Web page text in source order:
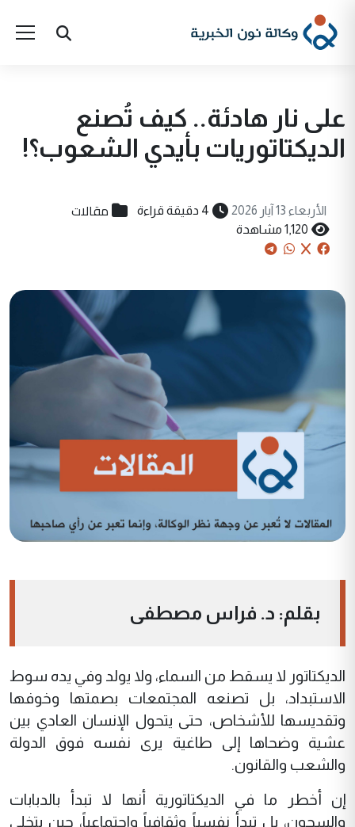
على نار هادئة.. كيف تُصنع
الديكتاتوريات بأيدي الشعوب؟!
الأربعاء 13 آيار 2026 4 دقيقة قراءة مقالات
1,120 مشاهدة
بقلم: د. فراس مصطفى
الديكتاتور لا يسقط من السماء، ولا يولد وفي يده سوط
الاستبداد، بل تصنعه المجتمعات بصمتها وخوفها
وتقديسها للأشخاص، حتى يتحول الإنسان العادي بين
عشية وضحاها إلى طاغية يرى نفسه فوق الدولة
والشعب والقانون.
إن أخطر ما في الديكتاتورية أنها لا تبدأ بالدبابات
والسجون، بل تبدأ نفسياً وثقافياً واجتماعياً، حين يتخلى